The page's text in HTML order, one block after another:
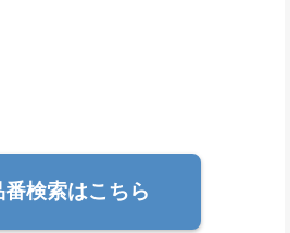
検索はこちら